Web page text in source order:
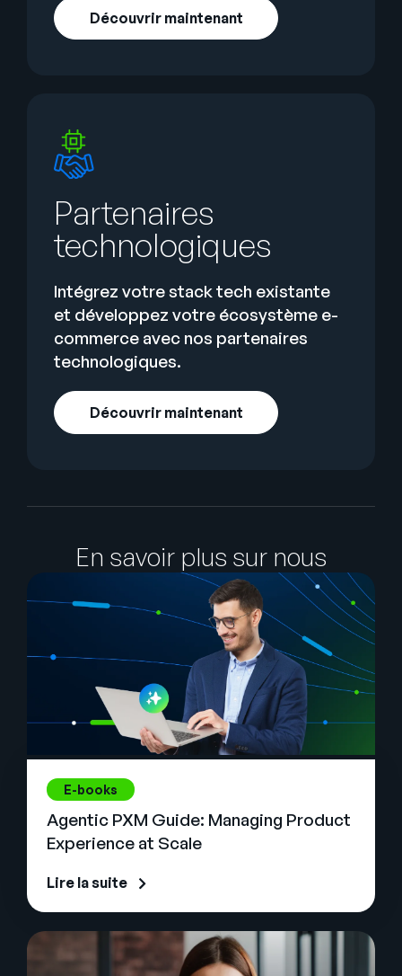
Découvrir maintenant
Partenaires
technologiques
Intégrez votre stack tech existante
et développez votre écosystème e-
commerce avec nos partenaires
technologiques.
Découvrir maintenant
En savoir plus sur nous
E-books
Agentic PXM Guide: Managing Product
Experience at Scale
Lire la suite